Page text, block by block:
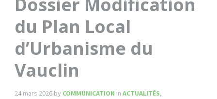
du Plan Local
d’Urbanisme du
Vauclin
24 mars 2026 by COMMUNICATION in ACTUALITÉS,